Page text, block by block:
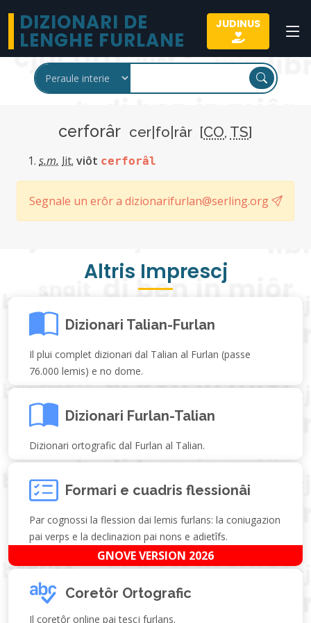
DIZIONARI DE
LENGHE FURLANE
JUDINUS
cerforâr cer|fo|râr [CO, TS]
s.m. lit. viôt cerforâl
Segnale un erôr a dizionarifurlan@serling.org
Altris Imprescj
Dizionari Talian-Furlan
Il plui complet dizionari dal Talian al Furlan (passe
76.000 lemis) e no dome.
Dizionari Furlan-Talian
Dizionari ortografic dal Furlan al Talian.
Formari e cuadris flessionâi
Par cognossi la flession dai lemis furlans: la coniugazion
pai verps e la declinazion pai nons e adietîfs.
GNOVE VERSION 2026
Coretôr Ortografic
Il coretôr online pai tescj furlans.